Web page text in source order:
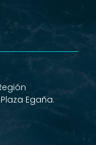
Egaña.